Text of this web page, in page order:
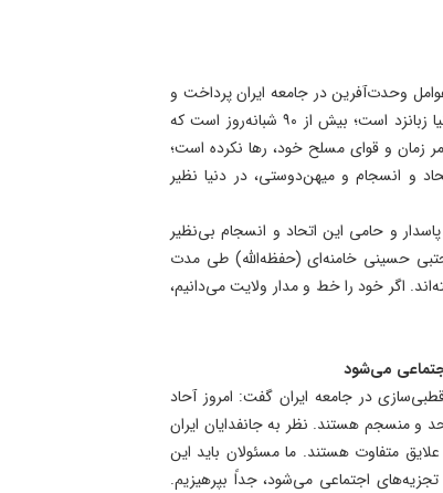
وحدت‌آفرین در جامعه ایران پرداخت و
خاطرنشان کرد: امروز وحدت و انسجام ملی ما در دنیا زبانزد است؛ بیش از ۹۰ شبانه‌روز است که
زمان و قوای مسلح خود، رها نکرده است؛
و انسجام و میهن‌دوستی، در دنیا نظیر
و حامی این اتحاد و انسجام بی‌نظیر
حسینی خامنه‌ای (حفظه‌الله) طی مدت
اگر خود را خط و مدار ولایت می‌دانیم،
می‌شود
در جامعه ایران گفت: امروز آحاد
و منسجم هستند. نظر به جانفدایان ایران
متفاوت هستند. ما مسئولان باید این
اجتماعی می‌شود، جداً بپرهیزیم.